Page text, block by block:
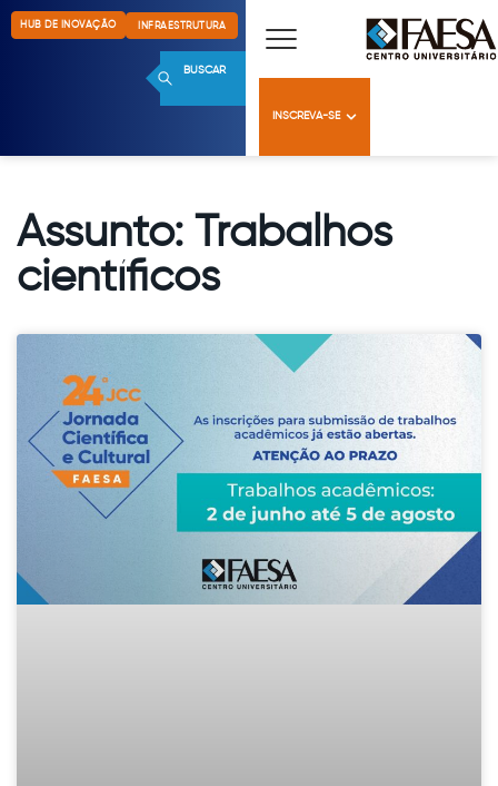
HUB DE INOVAÇÃO INFRAESTRUTURA
BUSCAR
INSCREVA-SE
Assunto: Trabalhos
científicos